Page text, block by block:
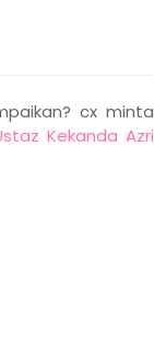
cx minta
Kekanda Azri